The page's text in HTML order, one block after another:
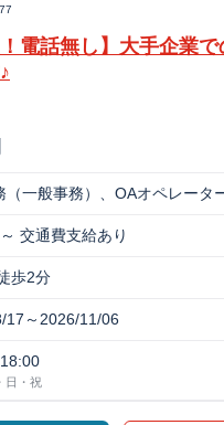
！電話無し】大手企業
（一般事務）、OAオペレータ
交通費支給あり
歩2分
17～2026/11/06
日・祝